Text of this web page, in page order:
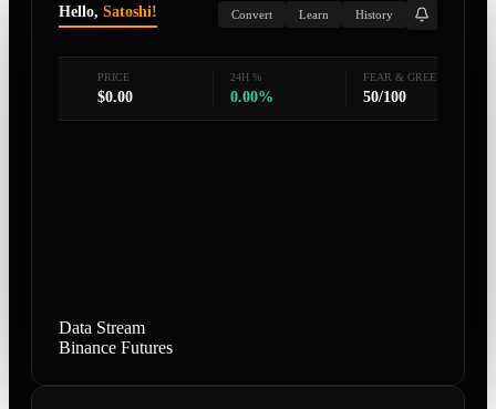
Hello, Satoshi! Convert Learn History
PRICE
$0.00
24H %
0.00%
FEAR & GREED
50/100
Data Stream
Binance Futures